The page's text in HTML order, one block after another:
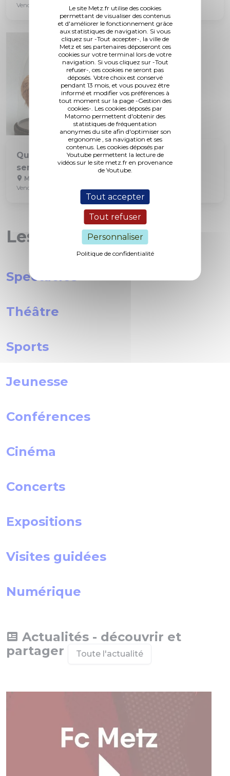
Le site Metz.fr utilise des cookies
permettant de visualiser des contenus
et d'améliorer le fonctionnement grâce
aux statistiques de navigation. Si vous
cliquez sur -Tout accepter-, la ville de
Metz et ses partenaires déposeront ces
cookies sur votre terminal lors de votre
navigation. Si vous cliquez sur -Tout
refuser-, ces cookies ne seront pas
déposés. Votre choix est conservé
pendant 13 mois, et vous pouvez être
informé et modifier vos préférences à
tout moment sur la page -Gestion des
cookies-. Les cookies déposés par
Matomo permettent d'obtenir des
statistiques de fréquentation
anonymes du site afin d'optimiser son
ergonomie , sa navigation et ses
contenus. Les cookies déposés par
Youtube permettent la lecture de
vidéos sur le site metz.fr en provenance
de Youtube.
Tout accepter
Tout refuser
Personnaliser
Politique de confidentialité
Vendredi 7 août à 10h30
Qu'est-ce que c'est que ce truc (version
sensorielle)
Musée de La Cour d'Or
Vendredi 7 août à 14h30
Les rendez-vous
Spectacles
Théâtre
Sports
Jeunesse
Conférences
Cinéma
Concerts
Expositions
Visites guidées
Numérique
Actualités - découvrir et
partager
Toute l'actualité